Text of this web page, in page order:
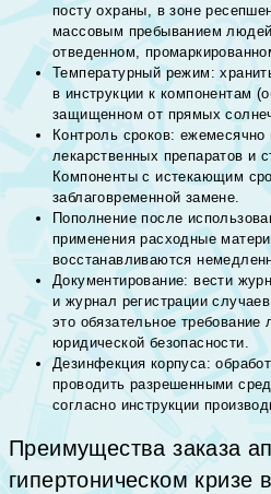
посту охраны, в зоне
массовым пребыванием
отведенном,
Температурный режим:
в инструкции к компонентам
защищенном от прямых
Контроль сроков: ежемесячно
лекарственных препаратов и
Компоненты с истекающим
заблаговременной замене.
Пополнение после
применения расходные
восстанавливаются
Документирование: вести
и журнал регистрации
это обязательное требование
юридической безопасности.
Дезинфекция корпуса:
проводить разрешенными
согласно инструкции
Преимущества заказа
гипертоническом кризе